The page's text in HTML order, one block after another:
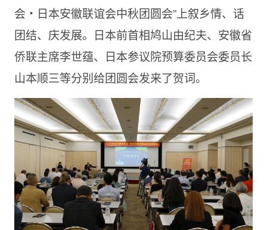
会・日本安徽联谊会中秋团圆会”上叙乡情、话
团结、庆发展。日本前首相鸠山由纪夫、安徽省
侨联主席李世蕴、日本参议院预算委员会委员长
山本顺三等分别给团圆会发来了贺词。